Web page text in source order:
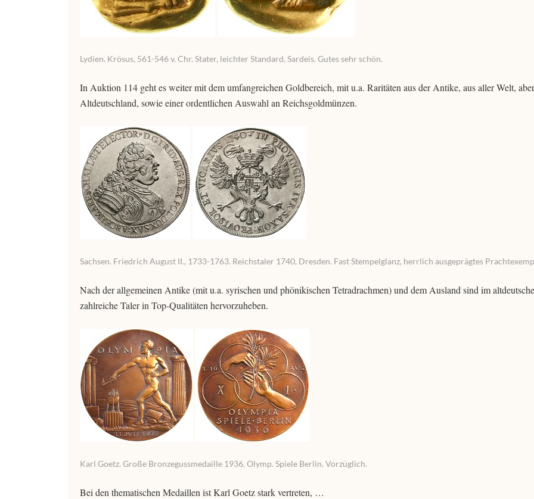
Lydien. Krösus, 561-546 v. Chr. Stater, leichter Standard, Sardeis. Gutes sehr schön.
In Auktion 114 geht es weiter mit dem umfangreichen Goldbereich, mit u.a. Raritäten aus der Antike, aus aller Welt,
Altdeutschland, sowie einer ordentlichen Auswahl an Reichsgoldmünzen.
Sachsen. Friedrich August II., 1733-1763. Reichstaler 1740, Dresden. Fast Stempelglanz, herrlich ausgeprägtes
Nach der allgemeinen Antike (mit u.a. syrischen und phönikischen Tetradrachmen) und dem Ausland sind im
zahlreiche Taler in Top-Qualitäten hervorzuheben.
Karl Goetz. Große Bronzegussmedaille 1936. Olymp. Spiele Berlin. Vorzüglich.
Bei den thematischen Medaillen ist Karl Goetz stark vertreten, …